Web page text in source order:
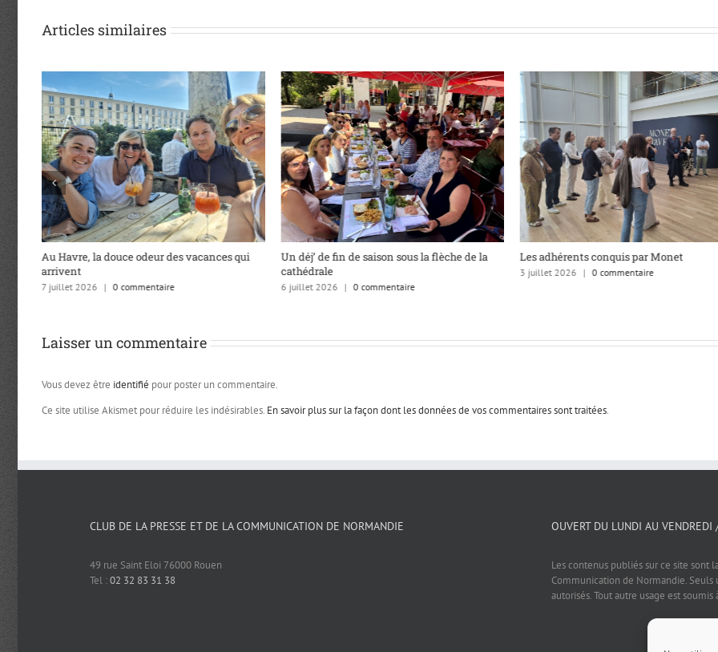
Articles similaires
Au Havre, la douce odeur des vacances qui
arrivent
7 juillet 2026 | 0 commentaire
Un déj’ de fin de saison sous la flèche de la
cathédrale
6 juillet 2026 | 0 commentaire
Les adhérents conquis par Monet
3 juillet 2026 | 0 commentaire
Laisser un commentaire
Vous devez être identifié pour poster un commentaire.
Ce site utilise Akismet pour réduire les indésirables. En savoir plus sur la façon dont les données de vos commentaires sont traitées.
CLUB DE LA PRESSE ET DE LA COMMUNICATION DE NORMANDIE
49 rue Saint Eloi 76000 Rouen
Tel :02 32 83 31 38
OUVERT DU LUNDI AU
Les contenus publiés sur ce site sont
Communication de Normandie.
autorisés. Tout autre usage est